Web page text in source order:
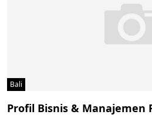
Bali
Profil Bisnis & Manajemen